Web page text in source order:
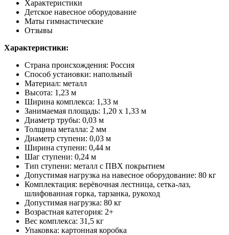
Характеристики
Детское навесное оборудование
Маты гимнастические
Отзывы
Характеристики:
Страна происхождения: Россия
Способ установки: напольный
Материал: металл
Высота: 1,23 м
Ширина комплекса: 1,33 м
Занимаемая площадь: 1,20 х 1,33 м
Диаметр трубы: 0,03 м
Толщина металла: 2 мм
Диаметр ступени: 0,03 м
Ширина ступени: 0,44 м
Шаг ступени: 0,24 м
Тип ступени: металл с ПВХ покрытием
Допустимая нагрузка на навесное оборудование: 80 кг
Комплектация: верёвочная лестница, сетка-лаз,
шлифованная горка, тарзанка, рукоход
Допустимая нагрузка: 80 кг
Возрастная категория: 2+
Вес комплекса: 31,5 кг
Упаковка: картонная коробка